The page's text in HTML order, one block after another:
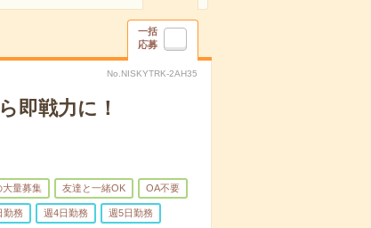
一括
応募
No.NISKYTRK-2AH35
即戦力に！
大量募集 友達と一緒OK OA不要
勤務 週4日勤務 週5日勤務